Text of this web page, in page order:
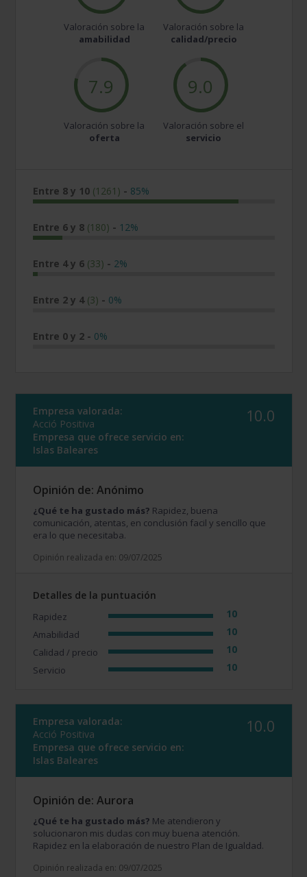
Valoración sobre la
amabilidad
Valoración sobre la
calidad/precio
7.9
Valoración sobre la
oferta
9.0
Valoración sobre el
servicio
Entre 8 y 10 (1261) - 85%
Entre 6 y 8 (180) - 12%
Entre 4 y 6 (33) - 2%
Entre 2 y 4 (3) - 0%
Entre 0 y 2 - 0%
Empresa valorada:
Acció Positiva
Empresa que ofrece servicio en:
Islas Baleares
10.0
Opinión de: Anónimo
¿Qué te ha gustado más? Rapidez, buena
comunicación, atentas, en conclusión facil y sencillo que
era lo que necesitaba.
Opinión realizada en: 09/07/2025
Detalles de la puntuación
Rapidez 10
Amabilidad 10
Calidad / precio 10
Servicio 10
Empresa valorada:
Acció Positiva
Empresa que ofrece servicio en:
Islas Baleares
10.0
Opinión de: Aurora
¿Qué te ha gustado más? Me atendieron y
solucionaron mis dudas con muy buena atención.
Rapidez en la elaboración de nuestro Plan de Igualdad.
Opinión realizada en: 09/07/2025